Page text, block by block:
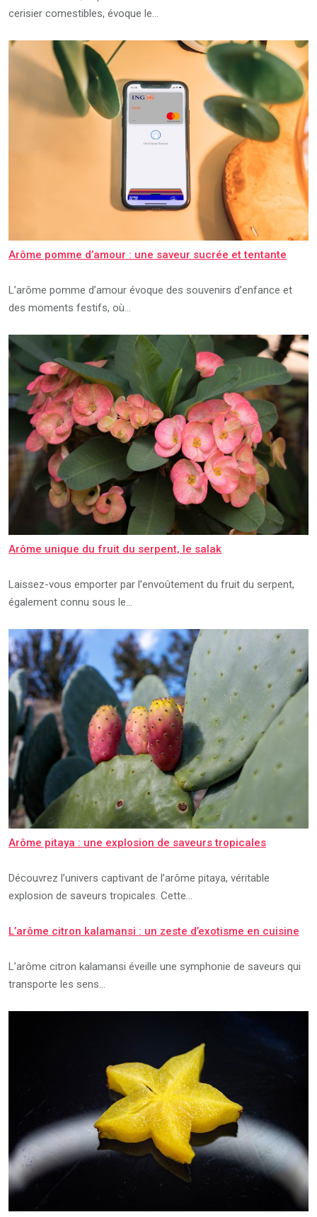
cerisier comestibles, évoque le…
Arôme pomme d’amour : une saveur sucrée et tentante
L’arôme pomme d’amour évoque des souvenirs d’enfance et
des moments festifs, où…
Arôme unique du fruit du serpent, le salak
Laissez-vous emporter par l’envoûtement du fruit du serpent,
également connu sous le…
Arôme pitaya : une explosion de saveurs tropicales
Découvrez l’univers captivant de l’arôme pitaya, véritable
explosion de saveurs tropicales. Cette…
L’arôme citron kalamansi : un zeste d’exotisme en cuisine
L’arôme citron kalamansi éveille une symphonie de saveurs qui
transporte les sens…